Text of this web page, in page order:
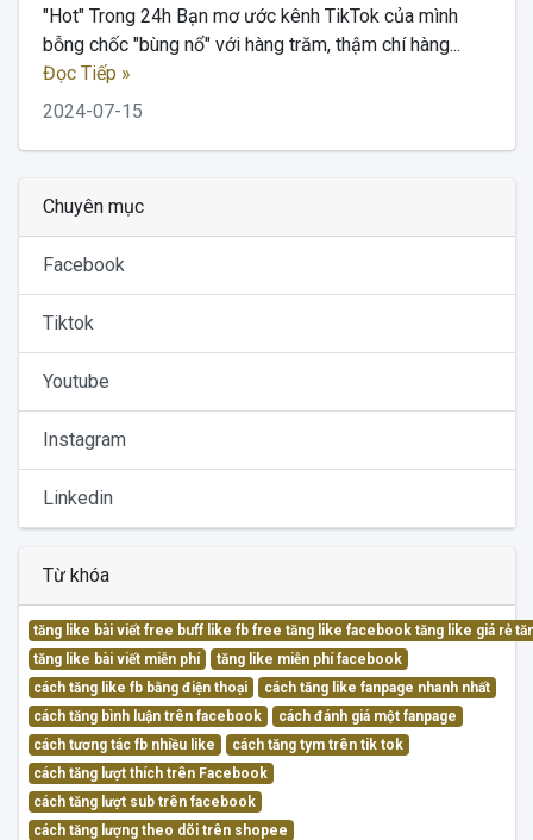
"Hot" Trong 24h Bạn mơ ước kênh TikTok của mình
bỗng chốc "bùng nổ" với hàng trăm, thậm chí hàng...
Đọc Tiếp »
2024-07-15
Chuyên mục
Facebook
Tiktok
Youtube
Instagram
Linkedin
Từ khóa
tăng like bài viết free buff like fb free tăng like facebook tăng like giá rẻ
tăng like bài viết miễn phí
tăng like miễn phí facebook
cách tăng like fb bằng điện thoại
cách tăng like fanpage nhanh nhất
cách tăng bình luận trên facebook
cách đánh giá một fanpage
cách tương tác fb nhiều like
cách tăng tym trên tik tok
cách tăng lượt thích trên Facebook
cách tăng lượt sub trên facebook
cách tăng lượng theo dõi trên shopee